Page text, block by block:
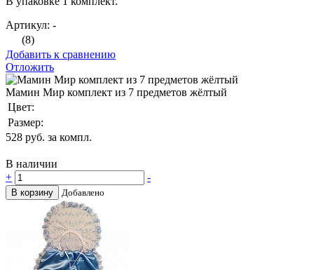
Артикул: -
(8)
Добавить к сравнению
Отложить
Мамин Мир комплект из 7 предметов жёлтый
Цвет:
Размер:
528 руб. за компл.
В наличии
+
-
В корзину Добавлено